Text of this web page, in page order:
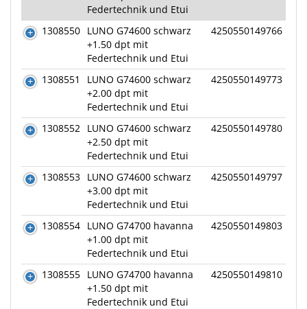
Federtechnik und Etui
1308550 LUNO G74600 schwarz
+1.50 dpt mit
Federtechnik und Etui
4250550149766
1308551
LUNO G74600 schwarz
+2.00 dpt mit
Federtechnik und Etui
4250550149773
1308552 LUNO G74600 schwarz
+2.50 dpt mit
Federtechnik und Etui
4250550149780
1308553 LUNO G74600 schwarz
+3.00 dpt mit
Federtechnik und Etui
4250550149797
1308554 LUNO G74700 havanna
+1.00 dpt mit
Federtechnik und Etui
4250550149803
1308555 LUNO G74700 havanna
+1.50 dpt mit
Federtechnik und Etui
4250550149810